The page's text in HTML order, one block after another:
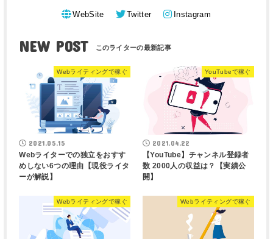
WebSite Twitter Instagram
NEW POST
Webライティングで稼ぐ
2021.05.15
Webライターでの独立をおすす
めしない6つの理由【現役ライタ
ーが解説】
YouTubeで稼ぐ
2021.04.22
【YouTube】チャンネル登録者
数 2000人の収益は？【実績公
開】
Webライティングで稼ぐ Webライティングで稼ぐ